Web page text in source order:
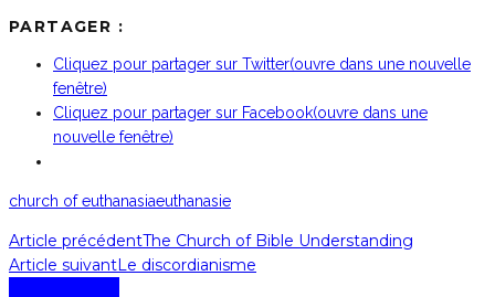
PARTAGER :
Cliquez pour partager sur Twitter(ouvre dans une nouvelle
fenêtre)
Cliquez pour partager sur Facebook(ouvre dans une
nouvelle fenêtre)
church of euthanasiaeuthanasie
Article précédentThe Church of Bible Understanding
Article suivantLe discordianisme